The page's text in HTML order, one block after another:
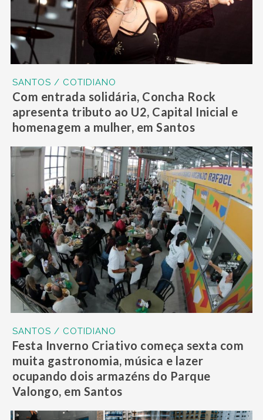
SANTOS / COTIDIANO
Com entrada solidária, Concha Rock
apresenta tributo ao U2, Capital Inicial e
homenagem a mulher, em Santos
SANTOS / COTIDIANO
Festa Inverno Criativo começa sexta com
muita gastronomia, música e lazer
ocupando dois armazéns do Parque
Valongo, em Santos